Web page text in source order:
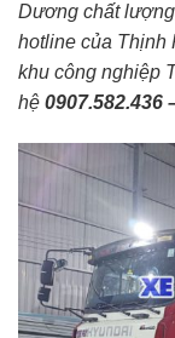
Dương chất
hotline của Thịnh
khu công nghiệp
hệ 0907.582.436